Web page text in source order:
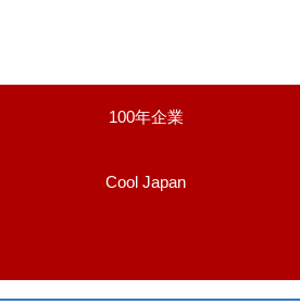
100年企業
Cool Japan